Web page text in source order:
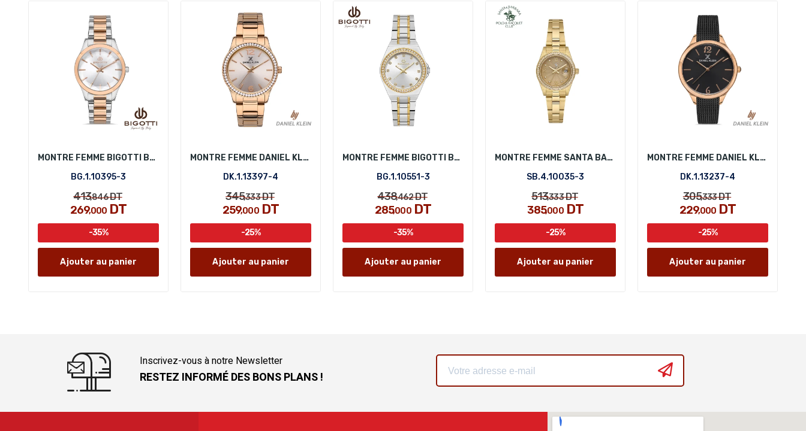
MONTRE FEMME BIGOTTI BG.1.10395-3
BG.1.10395-3
413,846DT
269,000 DT
-35%
Ajouter au panier
MONTRE FEMME DANIEL KLEIN DK.1.13397-4
DK.1.13397-4
345,333DT
259,000DT
-25%
Ajouter au panier
MONTRE FEMME BIGOTTI BG.1.10551-3
BG.1.10551-3
438,462DT
285,000DT
-35%
Ajouter au panier
MONTRE FEMME SANTA BARBARA POLO SB.4.10035-3
SB.4.10035-3
513,333DT
385,000DT
-25%
Ajouter au panier
MONTRE FEMME DANIEL KLEIN DK.1.13237-4
DK.1.13237-4
305,333DT
229,000 DT
-25%
Ajouter au panier
Inscrivez-vous à notre Newsletter
RESTEZ INFORMÉ DES BONS PLANS !